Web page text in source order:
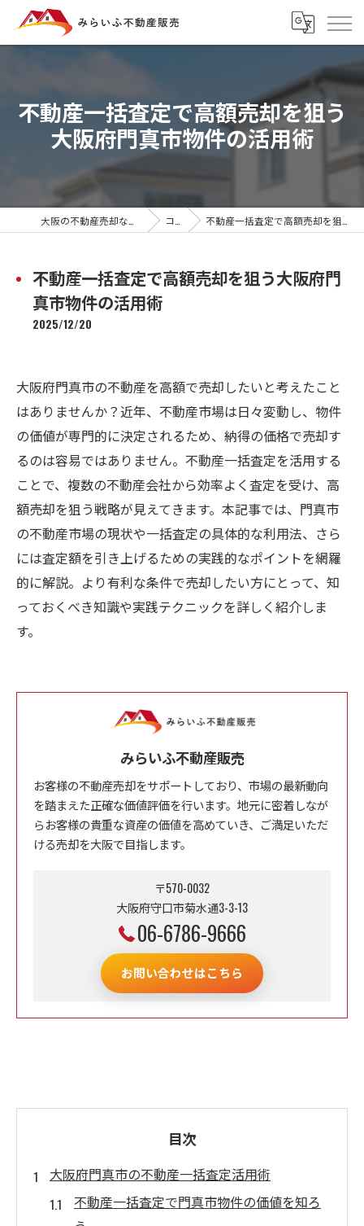
不動産一括査定で高額売却を狙う
大阪府門真市物件の活用術
コラム 不動産一括査定で高額売却を狙う大阪府門真市物件の活用術
不動産一括査定で高額売却を狙う大阪府門
真市物件の活用術
2025/12/20
大阪府門真市の不動産を高額で売却したいと考えたこと
はありませんか？近年、不動産市場は日々変動し、物件
の価値が専門的に決定されるため、納得の価格で売却す
るのは容易ではありません。不動産一括査定を活用する
ことで、複数の不動産会社から効率よく査定を受け、高
額売却を狙う戦略が見えてきます。本記事では、門真市
の不動産市場の現状や一括査定の具体的な利用法、さら
には査定額を引き上げるための実践的なポイントを網羅
的に解説。より有利な条件で売却したい方にとって、知
っておくべき知識や実践テクニックを詳しく紹介しま
す。
みらいふ不動産販売
お客様の不動産売却をサポートしており、市場の最新動向
を踏まえた正確な価値評価を行います。地元に密着しなが
らお客様の貴重な資産の価値を高めていき、ご満足いただ
ける売却を大阪で目指します。
〒570-0032
大阪府守口市菊水通3-3-13
06-6786-9666
お問い合わせはこちら
目次
大阪府門真市の不動産一括査定活用術
不動産一括査定で門真市物件の価値を知ろ